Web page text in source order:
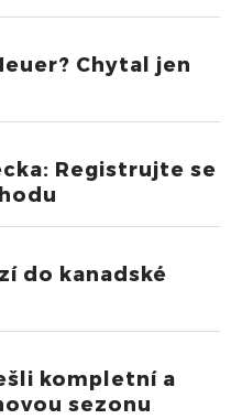
Chytal jen
Registrujte se
do kanadské
kompletní a
sezonu